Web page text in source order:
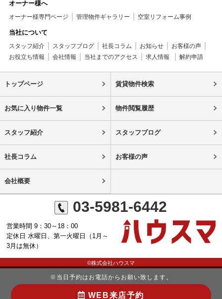
オーナー様へ
オーナー様専門ページ 管理物件ギャラリー 空室リフォーム事例
当社について
スタッフ紹介 スタッフブログ 社長コラム お知らせ
お客様の声
お役立ち情報
会社情報 当社までのアクセス 求人情報 解約申請
トップページ 賃貸物件検索
お気に入り物件一覧 物件閲覧履歴
スタッフ紹介 スタッフブログ
社長コラム お客様の声
会社概要
03-5981-6442
営業時間 9：30～18：00
定休日 水曜日、第一火曜日（1月～
3月は無休）
©株式会社ハウスマ
※当日予約はお電話からお願い致します。
WEB来店予約